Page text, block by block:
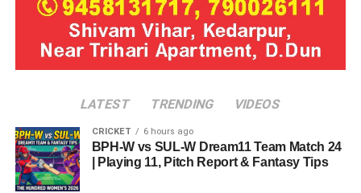
LATEST TRENDING VIDEOS
CRICKET 6 hours ago
BPH-W vs SUL-W Dream11 Team Match 24
| Playing 11, Pitch Report & Fantasy Tips